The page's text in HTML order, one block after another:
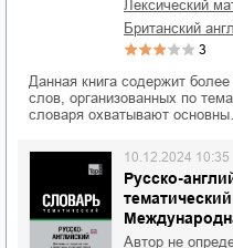
лексический
британский
3
Данная книга содержит
слов, организованных по
словаря охватывают
Русско-
10.12.2024 10:35
Автор не